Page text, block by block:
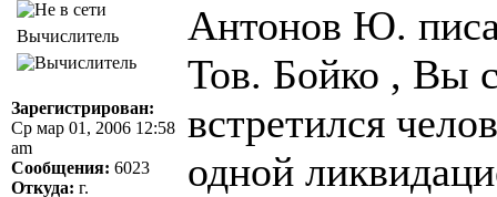
Вычислитель
Зарегистрирован:
Ср мар 01, 2006 12:58
am
Сообщения: 6023
Откуда: г.
Антонов Ю.
Тов. Бойко , Вы
встретился
одной